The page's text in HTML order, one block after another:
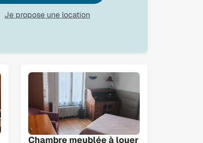
Chambre meublée à louer
Je propose une location